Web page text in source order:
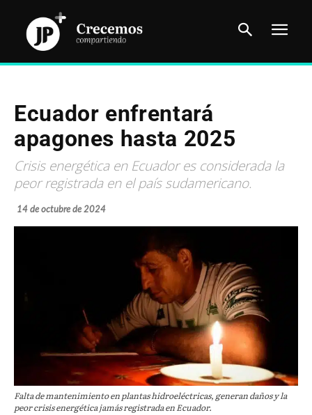
Ecuador enfrentará
apagones hasta 2025
Crisis energética en Ecuador es considerada la
peor registrada en el país sudamericano.
14 de octubre de 2024
Falta de mantenimiento en plantas hidroeléctricas, generan daños y la
peor crisis energética jamás registrada en Ecuador.